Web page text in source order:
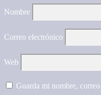
Nombre
Correo electrónico
Web
Guarda mi nombre,